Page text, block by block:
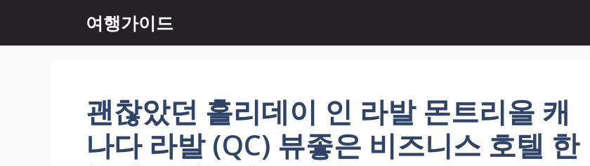
츠
여행가이드
괜찮았던 홀리데이 인 라발 몬트리올 캐
나다 라발 (QC) 뷰좋은 비즈니스 호텔 한